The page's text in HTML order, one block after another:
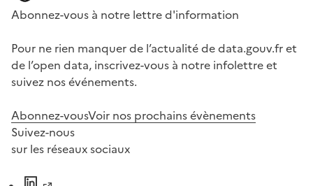
Abonnez-vous à notre lettre d'information
Pour ne rien manquer de l’actualité de data.gouv.fr et
de l’open data, inscrivez-vous à notre infolettre et
suivez nos événements.
Abonnez-vousVoir nos prochains évènements
Suivez-nous
sur les réseaux sociaux